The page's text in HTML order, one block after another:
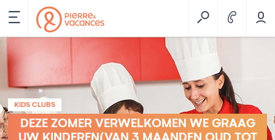
KIDS CLUBS
DEZE ZOMER VERWELKOMEN WE GRAAG